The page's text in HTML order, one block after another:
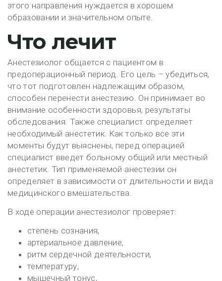
этого направления нуждается в хорошем
образовании и значительном опыте.
Что лечит
Анестезиолог общается с пациентом в
предоперационный период. Его цель – убедиться,
что тот подготовлен надлежащим образом,
способен перенести анестезию. Он принимает во
внимание особенности здоровья, результаты
обследования. Также специалист определяет
необходимый анестетик. Как только все эти
моменты будут выяснены, перед операцией
специалист введет больному общий или местный
анестетик. Тип применяемой анестезии он
определяет в зависимости от длительности и вида
медицинского вмешательства.
В ходе операции анестезиолог проверяет:
степень сознания,
артериальное давление,
ритм сердечной деятельности,
температуру,
мышечный тонус,